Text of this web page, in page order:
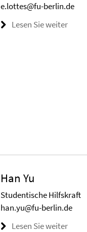
e.lottes@fu-berlin.de
Lesen Sie weiter
Han Yu
Studentische Hilfskraft
han.yu@fu-berlin.de
Lesen Sie weiter